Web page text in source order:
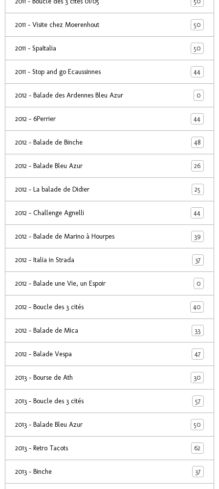
2011 - Visite chez Moerenhout 50
2011 - SpaItalia 50
2011 - Stop and go Ecaussinnes 44
2012 - Balade des Ardennes Bleu Azur 0
2012 - 6Perrier 44
2012 - Balade de Binche 48
2012 - Balade Bleu Azur 26
2012 - La balade de Didier 25
2012 - Challenge Agnelli 44
2012 - Balade de Marino à Hourpes 39
2012 - Italia in Strada 37
2012 - Balade une Vie, un Espoir 0
2012 - Boucle des 3 cités 40
2012 - Balade de Mica 33
2012 - Balade Vespa 47
2013 - Bourse de Ath 30
2013 - Boucle des 3 cités 57
2013 - Balade Bleu Azur 50
2013 - Retro Tacots 62
2013 - Binche 37